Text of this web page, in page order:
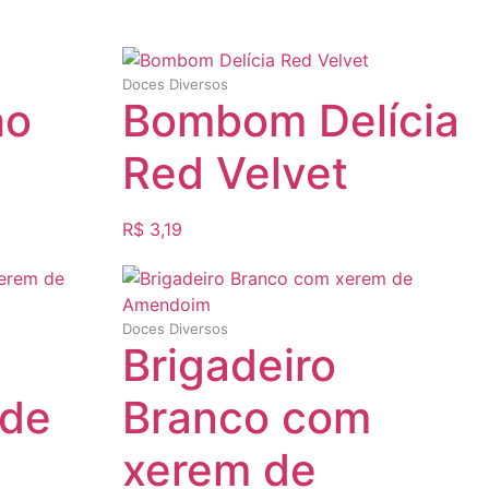
Doces Diversos
Bombom Delícia
Red Velvet
R$ 3,19
Doces Diversos
Brigadeiro
Branco com
xerem de